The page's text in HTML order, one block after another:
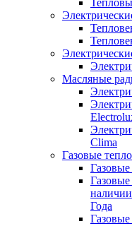
Масляные
Clima
Газовые
Года